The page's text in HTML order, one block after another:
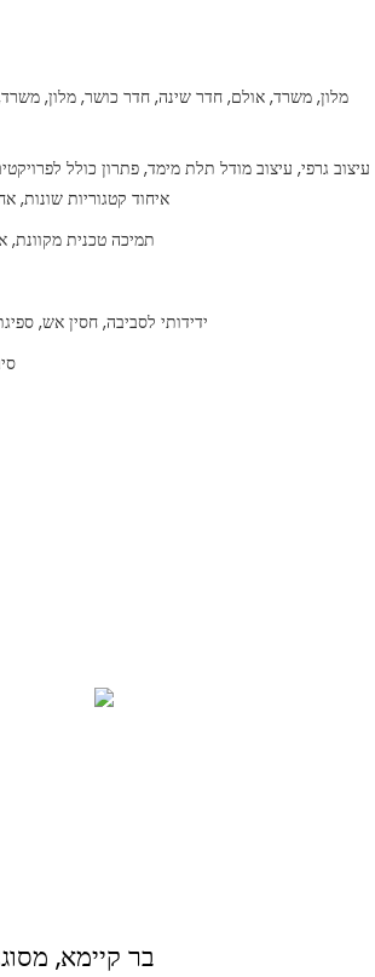
מלון, משרד, אולם, חדר שינה, חדר כושר, מלון,
עיצוב גרפי, עיצוב מודל תלת מימד, פתרון כולל
איחוד קטגוריות שונות,
תמיכה טכנית מקוונת,
ידידותי לסביבה, חסין אש,
בר קיימא,